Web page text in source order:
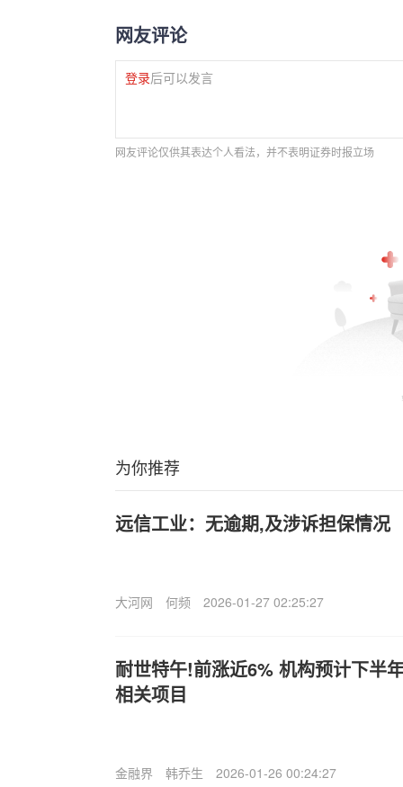
网友评论
登录后可以发言
网友评论仅供其表达个人看法，并不表明证券时报立场
为你推荐
远信工业：无逾期,及涉诉担保情况
大河网 何频 2026-01-27 02:25:27
耐世特午!前涨近6% 机构预计下半
相关项目
金融界 韩乔生 2026-01-26 00:24:27